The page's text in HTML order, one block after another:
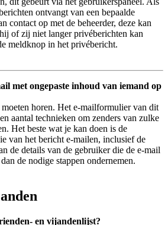
ontvangt van een bepaalde
contact op met de beheerder, deze kan
of zij niet langer privéberichten kan
meldknop in het privébericht.
met ongepaste inhoud van iemand op
horen. Het e-mailformulier van dit
aantal technieken om zenders van zulke
Het beste wat je kan doen is de
van het bericht e-mailen, inclusief de
de details van de gebruiker die de e-mail
de nodige stappen ondernemen.
en vijandenlijst?